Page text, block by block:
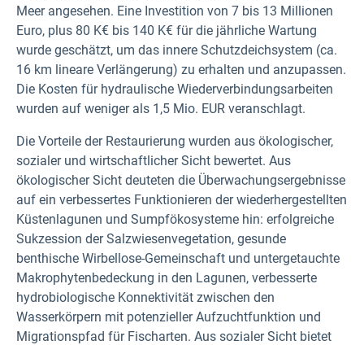
Meer angesehen. Eine Investition von 7 bis 13 Millionen
Euro, plus 80 K€ bis 140 K€ für die jährliche Wartung
wurde geschätzt, um das innere Schutzdeichsystem (ca.
16 km lineare Verlängerung) zu erhalten und anzupassen.
Die Kosten für hydraulische Wiederverbindungsarbeiten
wurden auf weniger als 1,5 Mio. EUR veranschlagt.
Die Vorteile der Restaurierung wurden aus ökologischer,
sozialer und wirtschaftlicher Sicht bewertet. Aus
ökologischer Sicht deuteten die Überwachungsergebnisse
auf ein verbessertes Funktionieren der wiederhergestellten
Küstenlagunen und Sumpfökosysteme hin: erfolgreiche
Sukzession der Salzwiesenvegetation, gesunde
benthische Wirbellose-Gemeinschaft und untergetauchte
Makrophytenbedeckung in den Lagunen, verbesserte
hydrobiologische Konnektivität zwischen den
Wasserkörpern mit potenzieller Aufzuchtfunktion und
Migrationspfad für Fischarten. Aus sozialer Sicht bietet